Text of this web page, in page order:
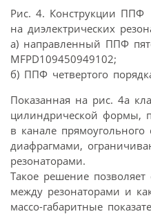
Рис. 4. Конструкции ППФ
на диэлектрических
а) направленный ППФ
MFPD109450949102;
б) ППФ четвертого
Показанная на рис. 4а
цилиндрической формы,
в канале прямоугольного
диафрагмами,
резонаторами.
Такое решение позволяет
между резонаторами и
массо-габаритные